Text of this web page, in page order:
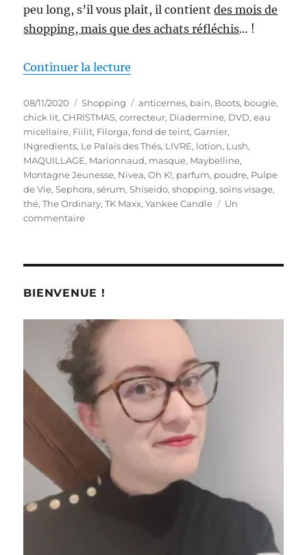
peu long, s’il vous plait, il contientdes mois de
shopping, mais que des achats réfléchis… !
Continuer la lecture
Publié
le
08/11/2020 Catégories
Shopping Étiquettes
anticernes, bain, Boots, bougie,
chick lit,CHRISTMAS,correcteur, Diadermine, DVD,eau
micellaire, Fiilit, Filorga,fond de teint,Garnier,
INgredients, Le Palais des Thés, LIVRE, lotion, Lush,
MAQUILLAGE, Marionnaud, masque, Maybelline,
Montagne Jeunesse, Nivea,Oh K!, parfum, poudre, Pulpe
de Vie,Sephora,sérum,Shiseido,shopping,soins visage,
thé,The Ordinary,TK Maxx,Yankee Candle
Un
commentairesur
Retour
plusieurs
mois
shopping
BIENVENUE !